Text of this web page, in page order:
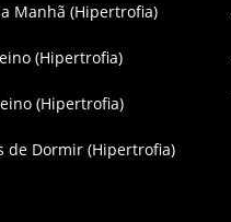
Manhã (Hipertrofia)
(Hipertrofia)
(Hipertrofia)
de Dormir (Hipertrofia)